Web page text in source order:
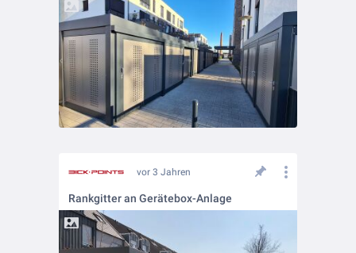
vor 3 Jahren
Rankgitter an Gerätebox-Anlage